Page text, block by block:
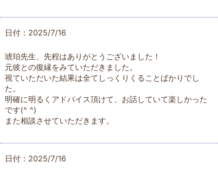
日付：2025/7/16
琥珀先生、先程はありがとうございました！
元彼との復縁をみていただきました。
視ていただいた結果は全てしっくりくることばかりでし
た。
明確に明るくアドバイス頂けて、お話していて楽しかった
です(^ ^)
また相談させていただきます。
日付：2025/7/16